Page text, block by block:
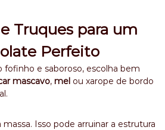
Truques para um
Perfeito
fofinho e saboroso, escolha bem
mascavo, melou xarope de bordo
Isso pode arruinar a estrutura